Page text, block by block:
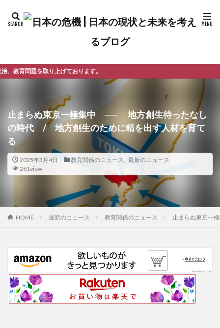
ります。
止まらぬ東京一極集中 ── 地方創生待ったなし
の時代 / 地方創生のために精を出す人材を育て
る
2025年3月4日 教育関係のニュース
最新のニュース
261view
HOME 最新のニュース 教育関係のニュース 止まらぬ東京一